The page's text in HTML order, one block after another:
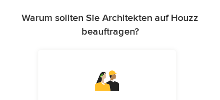
Warum sollten Sie Architekten auf Houzz
beauftragen?